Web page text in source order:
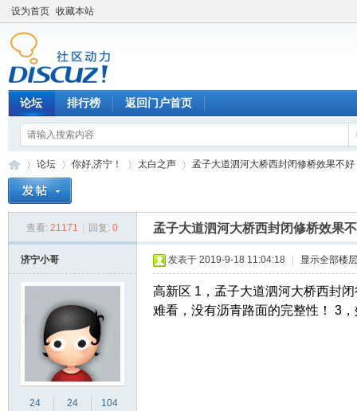
设为首页 收藏本站
论坛 排行榜 返回门户首页
论坛
›
你好,济宁！ 太白之声
›
孟子大道泗河大桥西封闭修桥效果不好
查看: 21171 回复: 0 孟子大道泗河大桥西封闭修桥效果
济宁小哥
24
24
104
发表于 2019-9-18 11:04:18 显示全部楼层
高新区 1，孟子大道泗河大桥西封
难看，没有沥青路面的完整性！ 3